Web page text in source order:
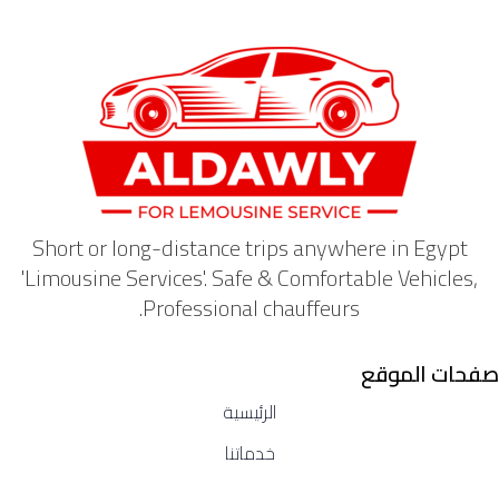
Short or long-distance trips anywhere in Egypt
'Limousine Services'. Safe & Comfortable Vehicles,
Professional chauffeurs.
صفحات الموقع
الرئيسية
خدماتنا